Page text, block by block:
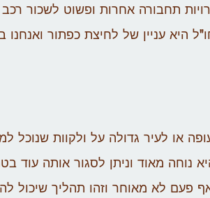
תחבורה אחרות ופשוט לשכור
היא עניין של לחיצת כפתור
או לעיר גדולה על ולקוות שנוכל
נוחה מאוד וניתן לסגור אותה עוד
לא מאוחר וזהו תהליך שיכול